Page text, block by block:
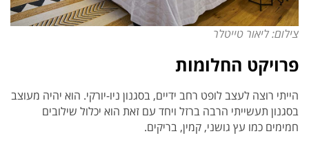
צילום: ליאור טייטלר
פרויקט החלומות
הייתי רוצה לעצב לופט רחב ידיים, בסגנון ניו-יורקי. הוא יהיה מעוצב
בסגנון תעשייתי הרבה ברזל ויחד עם זאת הוא יכלול שילובים
חמימים כמו עץ גושני, קמין, בריקים.